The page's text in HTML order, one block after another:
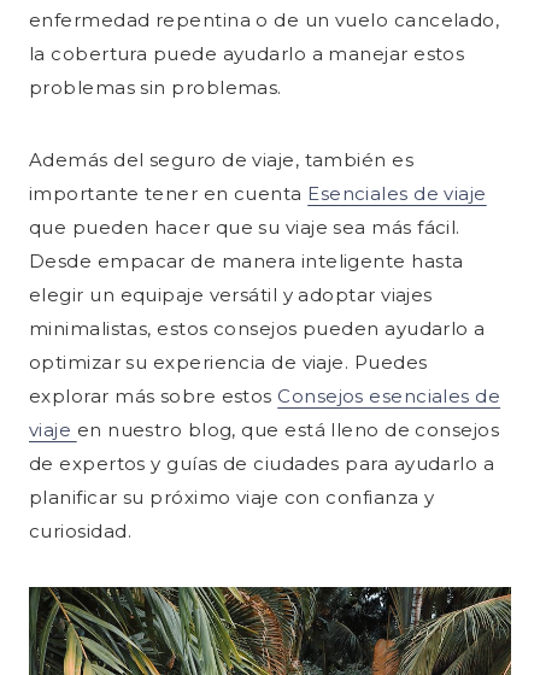
enfermedad repentina o de un vuelo cancelado,
la cobertura puede ayudarlo a manejar estos
problemas sin problemas.
Además del seguro de viaje, también es
importante tener en cuenta Esenciales de viaje
que pueden hacer que su viaje sea más fácil.
Desde empacar de manera inteligente hasta
elegir un equipaje versátil y adoptar viajes
minimalistas, estos consejos pueden ayudarlo a
optimizar su experiencia de viaje. Puedes
explorar más sobre estos Consejos esenciales de
viaje en nuestro blog, que está lleno de consejos
de expertos y guías de ciudades para ayudarlo a
planificar su próximo viaje con confianza y
curiosidad.